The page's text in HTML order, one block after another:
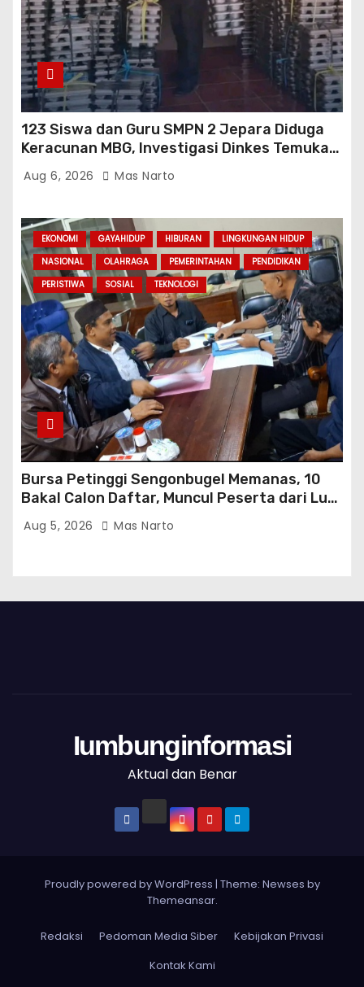
123 Siswa dan Guru SMPN 2 Jepara Diduga
Keracunan MBG, Investigasi Dinkes Temukan
Sejumlah Pelanggaran di Dapur SPPG
Aug 6, 2026 Mas Narto
EKONOMI GAYAHIDUP HIBURAN
LINGKUNGAN HIDUP
NASIONAL
OLAHRAGA PEMERINTAHAN
PENDIDIKAN
PERISTIWA
SOSIAL TEKNOLOGI
Bursa Petinggi Sengonbugel Memanas, 10
Bakal Calon Daftar, Muncul Peserta dari Luar
Desa hingga Jakarta
Aug 5, 2026 Mas Narto
Iumbunginformasi
Aktual dan Benar
Proudly powered by WordPress | Theme: Newses by
Themeansar.
Redaksi Pedoman Media Siber
Kebijakan Privasi
Kontak Kami